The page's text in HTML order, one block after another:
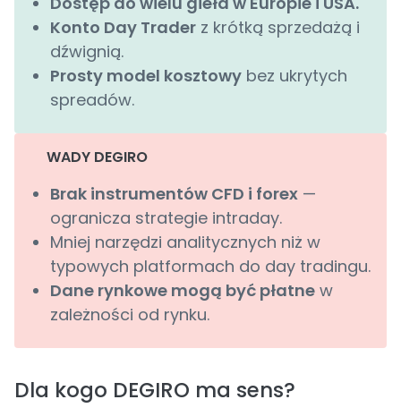
Konto Day Trader z krótką sprzedażą i
dźwignią.
Prosty model kosztowy bez ukrytych
spreadów.
WADY DEGIRO
Brak instrumentów CFD i forex —
ogranicza strategie intraday.
Mniej narzędzi analitycznych niż w
typowych platformach do day tradingu.
Dane rynkowe mogą być płatne w
zależności od rynku.
Dla kogo DEGIRO ma sens?